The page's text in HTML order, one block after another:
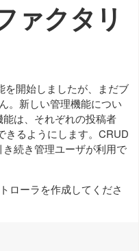
ァクタリ
を開始しましたが、まだブ
。新しい管理機能につい
は、それぞれの投稿者
きるようにします。CRUD
続き管理ユーザが利用で
ローラを作成してくださ